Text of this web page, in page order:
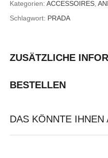
Kategorien: ACCESSOIRES
Schlagwort: PRADA
ZUSÄTZLICHE
BESTELLEN
DAS KÖNNTE IHNEN